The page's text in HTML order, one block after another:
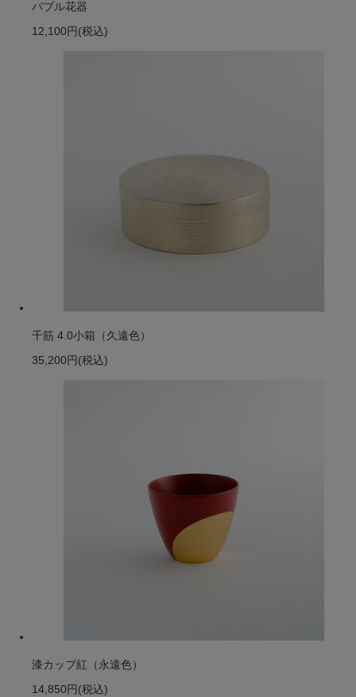
バブル花器
12,100円 (税込)
千筋 4.0小箱（久遠色）
35,200円 (税込)
漆カップ紅（永遠色）
14,850円 (税込)